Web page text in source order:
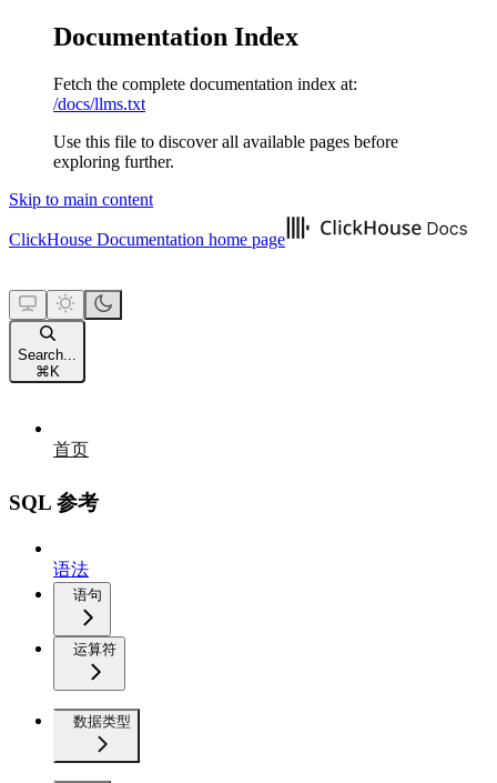
Documentation Index
Fetch the complete documentation index at:
/docs/llms.txt
Use this file to discover all available pages before
exploring further.
Skip to main content
ClickHouse Documentation home page
Search...
⌘ K
首页
SQL 参考
语法
语句
运算符
数据类型